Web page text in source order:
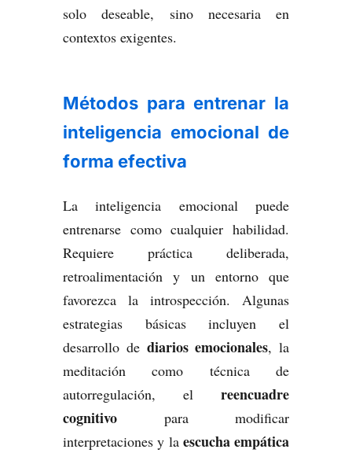
solo deseable, sino necesaria en
contextos exigentes.
Métodos para entrenar la
inteligencia emocional de
forma efectiva
La inteligencia emocional puede
entrenarse como cualquier habilidad.
Requiere práctica deliberada,
retroalimentación y un entorno que
favorezca la introspección. Algunas
estrategias básicas incluyen el
desarrollo de diarios emocionales, la
meditación como técnica de
autorregulación, el reencuadre
cognitivo para modificar
interpretaciones y la escucha empática